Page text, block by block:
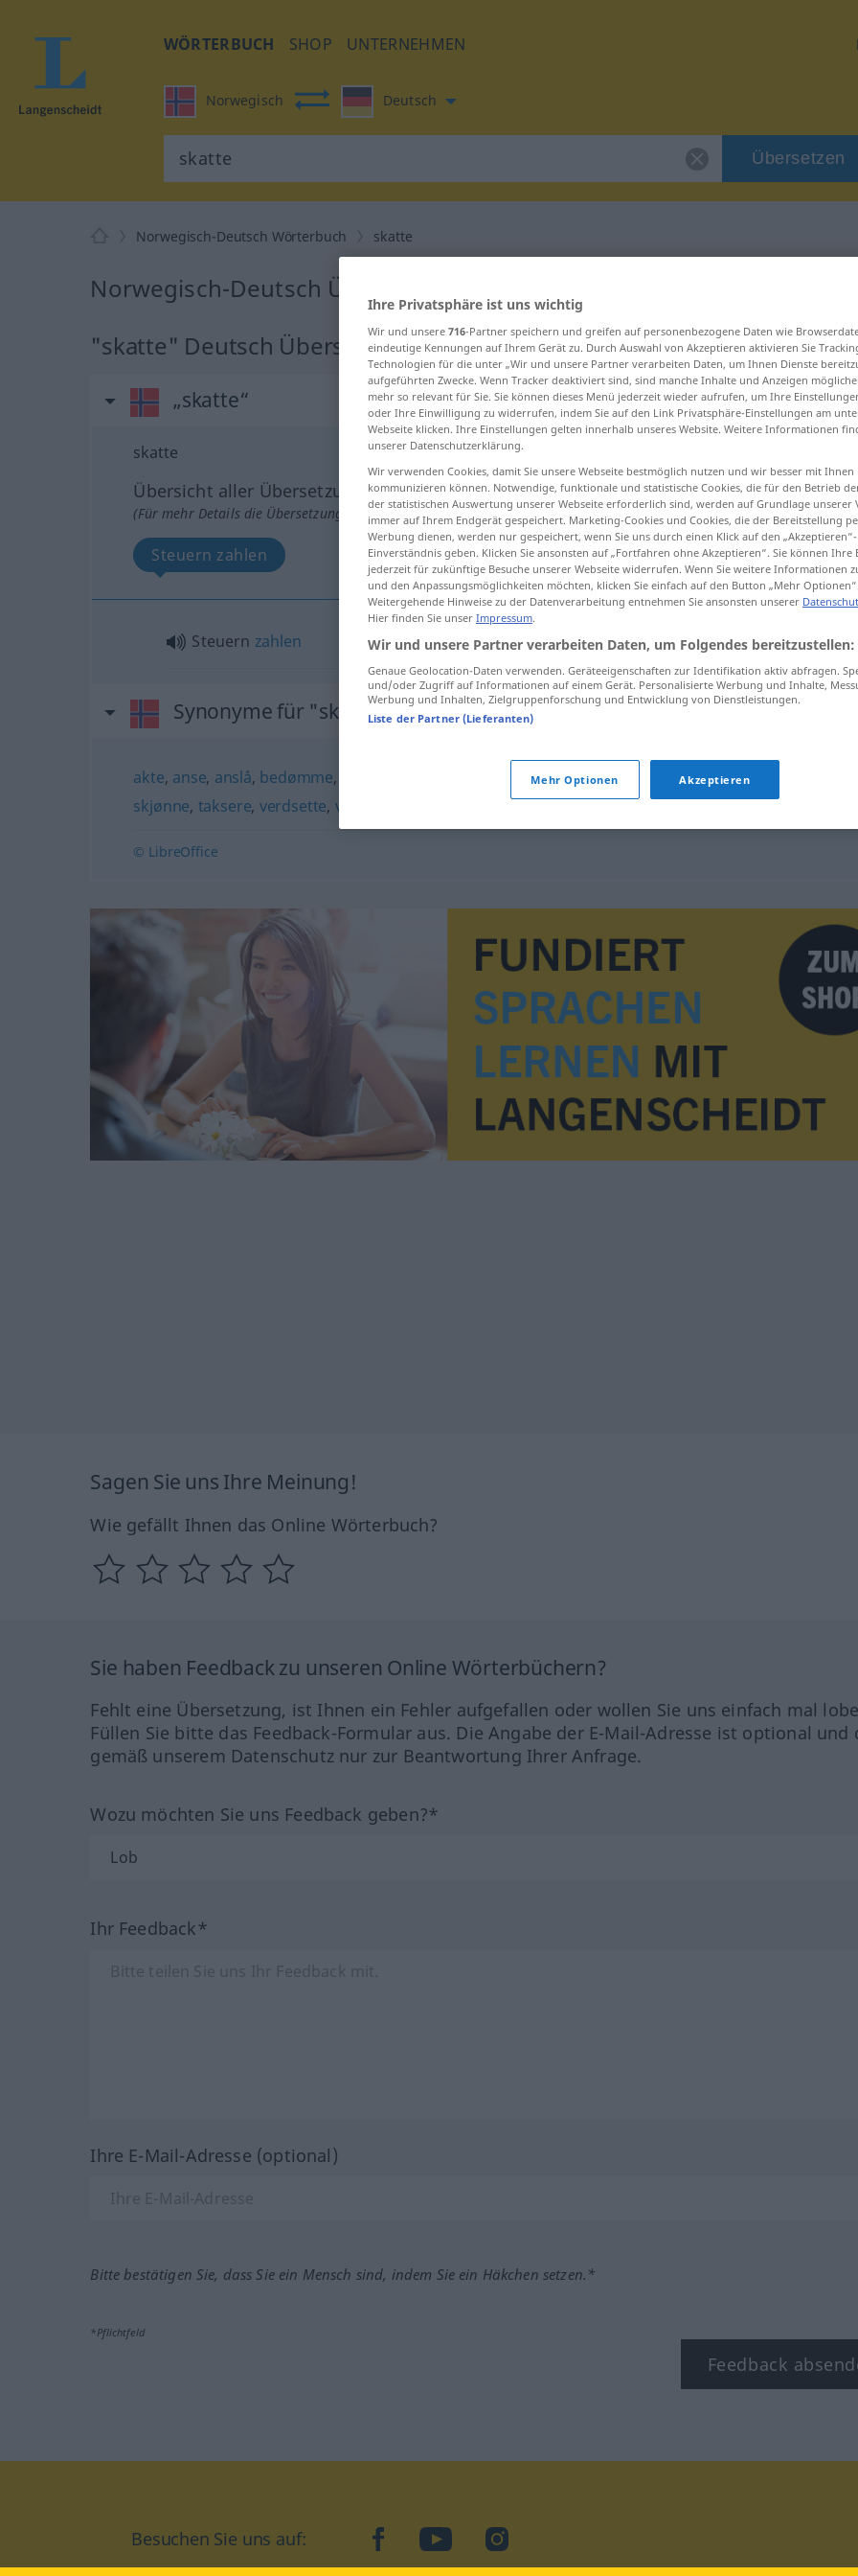
WÖRTERBUCH SHOP UNTERNEHMEN
Norwegisch Deutsch
Übersetzen
Norwegisch-Deutsch Wörterbuch skatte
Norwegisch-Deutsch Übersetzung für "skatte"
"skatte" Deutsch Übersetzung
„skatte“
skatte
Übersicht aller Übersetzungen
(Für mehr Details die Übersetzung anklicken/antippen)
Steuern zahlen
Steuern zahlen skatte
Synonyme für "skatte"
akte, anse, anslå, bedømme, dømme,kritisere,måle overveie,regne
skjønne, taksere, verdsette, vurdere
© LibreOffice
Sagen Sie uns Ihre Meinung!
Wie gefällt Ihnen das Online Wörterbuch?
Sie haben Feedback zu unseren Online Wörterbüchern?
Fehlt eine Übersetzung, ist Ihnen ein Fehler aufgefallen oder wollen Sie uns einfach mal
Füllen Sie bitte das Feedback-Formular aus. Die Angabe der E-Mail-Adresse ist optional und
gemäß unserem Datenschutz nur zur Beantwortung Ihrer Anfrage.
Wozu möchten Sie uns Feedback geben?*
Ihr Feedback*
Ihre E-Mail-Adresse (optional)
Bitte bestätigen Sie, dass Sie ein Mensch sind, indem Sie ein Häkchen setzen.*
*Pflichtfeld
Feedback
Besuchen Sie uns auf: facebookYouTubeInstagram
Ihre Privatsphäre ist uns wichtig
Wir und unsere 716-Partner speichern und greifen auf personenbezogene Daten wie
eindeutige Kennungen auf Ihrem Gerät zu. Durch Auswahl von Akzeptieren aktivieren Sie
Technologien für die unter „Wir und unsere Partner verarbeiten Daten, um Ihnen Dienste
aufgeführten Zwecke. Wenn Tracker deaktiviert sind, sind manche Inhalte und Anzeigen
mehr so relevant für Sie. Sie können dieses Menü jederzeit wieder aufrufen, um Ihre
oder Ihre Einwilligung zu widerrufen, indem Sie auf den Link Privatsphäre-Einstellungen am
Webseite klicken. Ihre Einstellungen gelten innerhalb unseres Website. Weitere Informationen
unserer Datenschutzerklärung.
Wir verwenden Cookies, damit Sie unsere Webseite bestmöglich nutzen und wir besser mit Ihnen
kommunizieren können. Notwendige, funktionale und statistische Cookies, die für den Betrieb
der statistischen Auswertung unserer Webseite erforderlich sind, werden auf Grundlage unserer
immer auf Ihrem Endgerät gespeichert. Marketing-Cookies und Cookies, die der Bereitstellung
Werbung dienen, werden nur gespeichert, wenn Sie uns durch einen Klick auf den
Einverständnis geben. Klicken Sie ansonsten auf „Fortfahren ohne Akzeptieren“. Sie können
jederzeit für zukünftige Besuche unserer Webseite widerrufen. Wenn Sie weitere Informationen
und den Anpassungsmöglichkeiten möchten, klicken Sie einfach auf den Button „Mehr
Weitergehende Hinweise zu der Datenverarbeitung entnehmen Sie ansonsten unserer
Hier finden Sie unser Impressum.
Wir und unsere Partner verarbeiten Daten, um Folgendes bereitzustellen:
Genaue Geolocation-Daten verwenden. Geräteeigenschaften zur Identifikation aktiv abfragen.
und/oder Zugriff auf Informationen auf einem Gerät. Personalisierte Werbung und Inhalte,
Werbung und Inhalten, Zielgruppenforschung und Entwicklung von Dienstleistungen.
Liste der Partner (Lieferanten)
Mehr Optionen Akzeptieren